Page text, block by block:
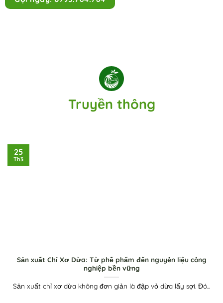
Truyền thông
Sản xuất Chỉ Xơ Dừa: Từ phế phẩm đến nguyên liệu công
nghiệp bền vững
Sản xuất chỉ xơ dừa không đơn giản là đập vỏ dừa lấy sợi. Đó...
25
Th3